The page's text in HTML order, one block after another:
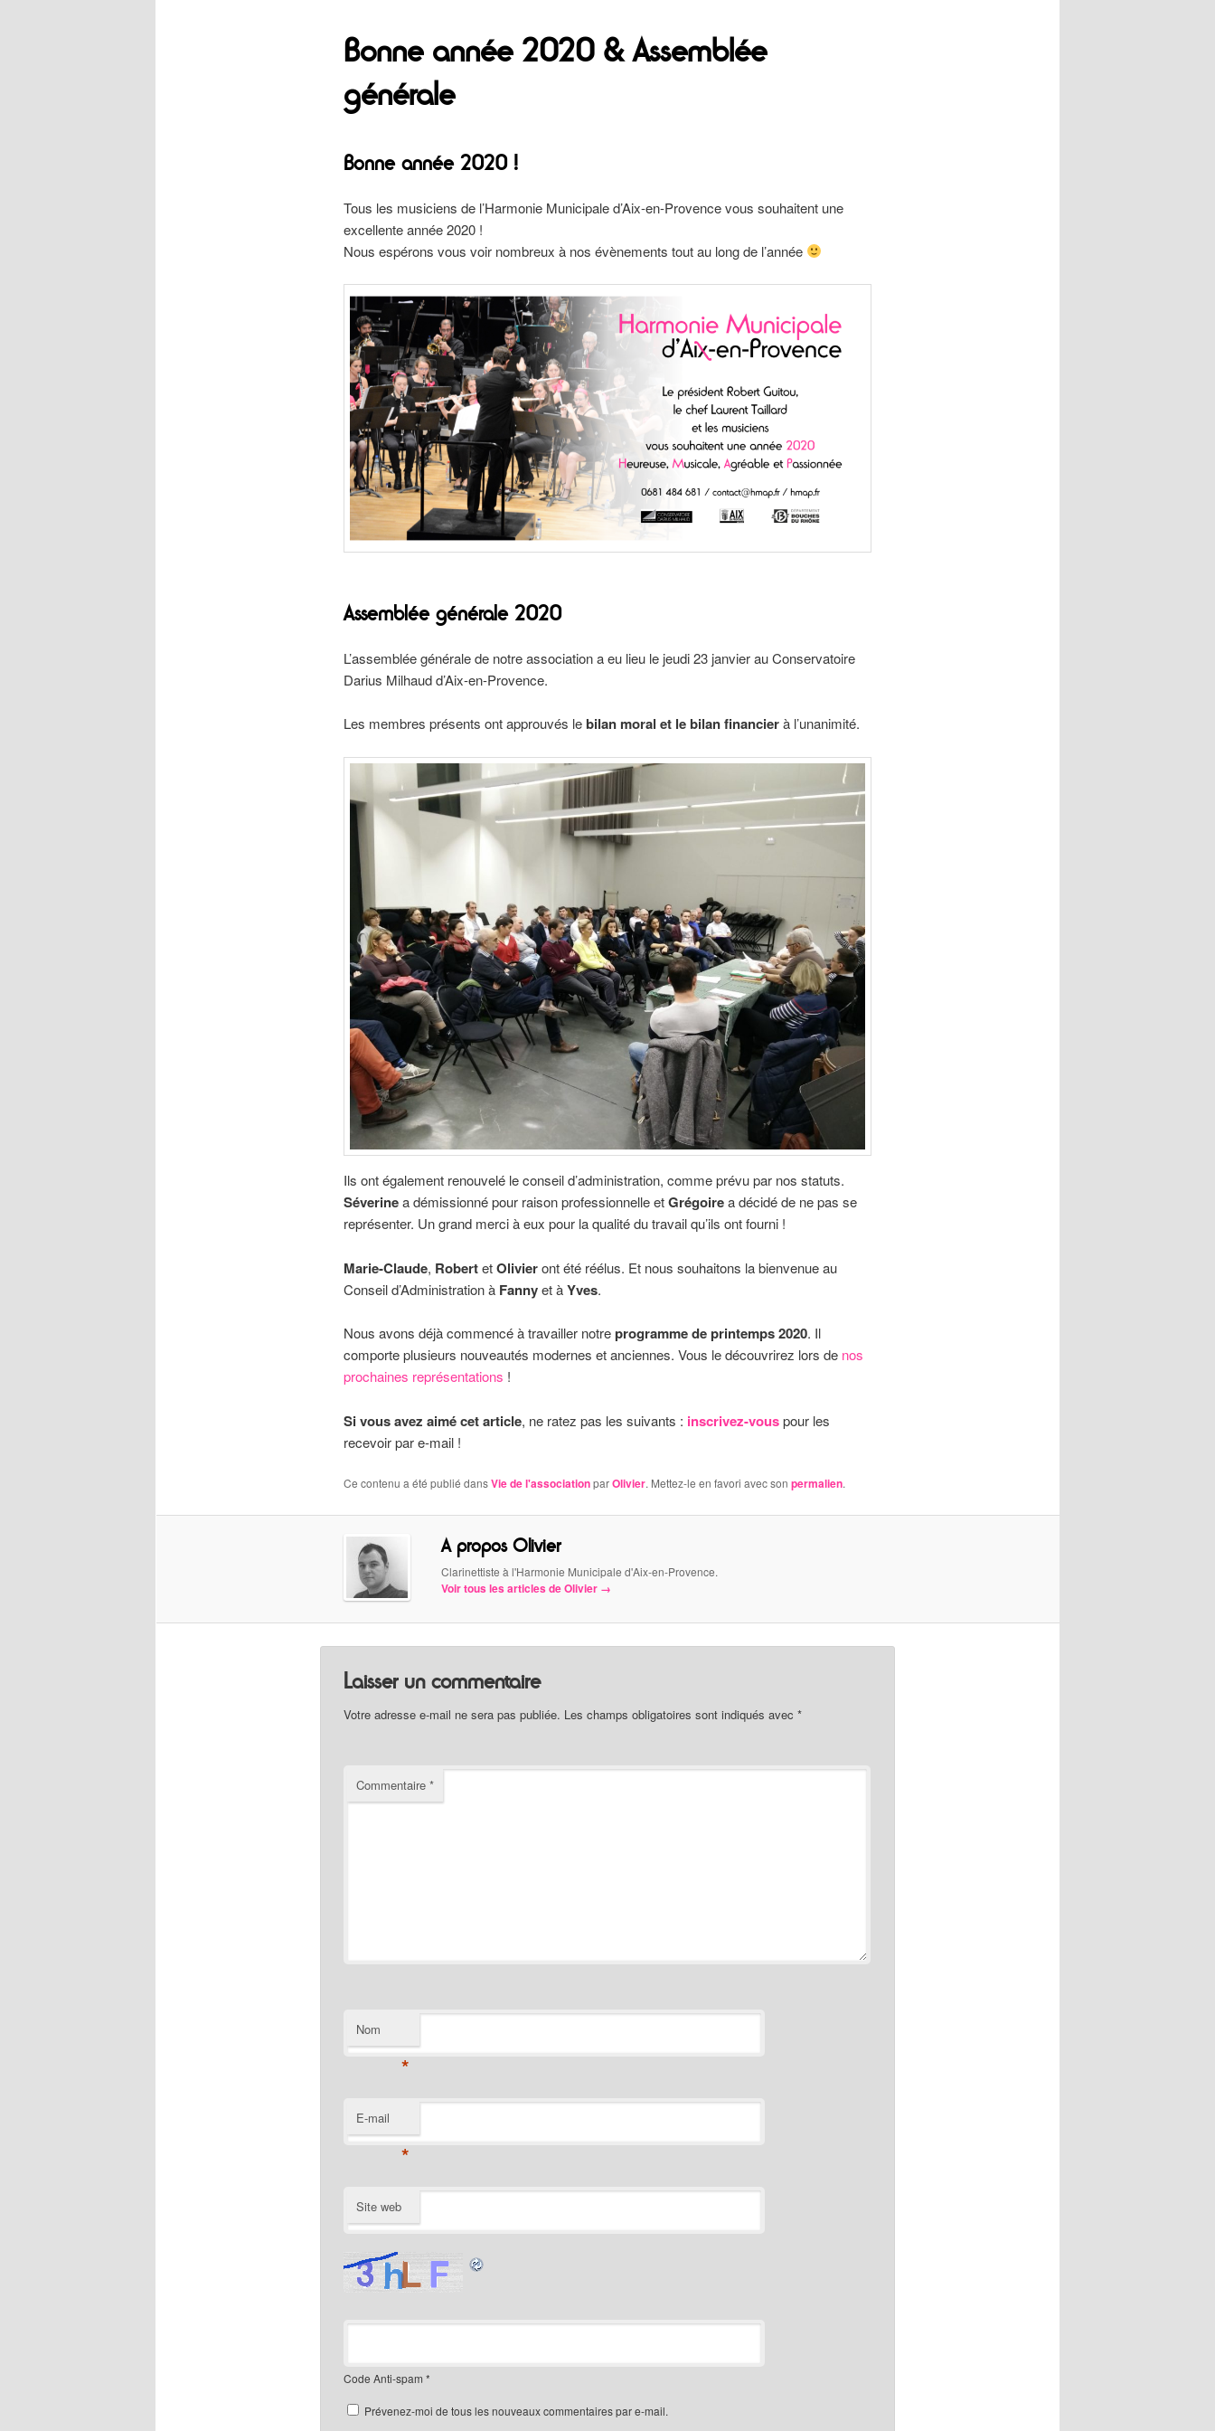
Bonne année 2020 & Assemblée
générale
Bonne année 2020 !
Tous les musiciens de l’Harmonie Municipale d’Aix-en-Provence vous souhaitent une
excellente année 2020 !
Nous espérons vous voir nombreux à nos évènements tout au long de l’année
Assemblée générale 2020
L’assemblée générale de notre association a eu lieu le jeudi 23 janvier au Conservatoire
Darius Milhaud d’Aix-en-Provence.
Les membres présents ont approuvés lebilan moral et le bilan financierà l’unanimité.
Ils ont également renouvelé le conseil d’administration, comme prévu par nos statuts.
Séverinea démissionné pour raison professionnelle etGrégoirea décidé de ne pas se
représenter. Un grand merci à eux pour la qualité du travail qu’ils ont fourni !
Marie-Claude, RobertetOlivieront été réélus. Et nous souhaitons la bienvenue au
Conseil d’Administration à Fannyet àYves.
Nous avons déjà commencé à travailler notreprogramme de printemps 2020. Il
comporte plusieurs nouveautés modernes et anciennes. Vous le découvrirez lors de nos
prochaines représentations !
Si vous avez aimé cet article, ne ratez pas les suivants : inscrivez-vouspour les
recevoir par e-mail !
Ce contenu a été publié dansVie de l'associationparOlivier. Mettez-le en favori avec son permalien.
A propos Olivier
Clarinettiste à l'Harmonie Municipale d'Aix-en-Provence.
Voir tous les articles de Olivier →
Laisser un commentaire
Votre adresse e-mail ne sera pas publiée. Les champs obligatoires sont indiqués avec *
Commentaire *
Nom
*
E-mail
*
Site web
Code Anti-spam *
Prévenez-moi de tous les nouveaux commentaires par e-mail.